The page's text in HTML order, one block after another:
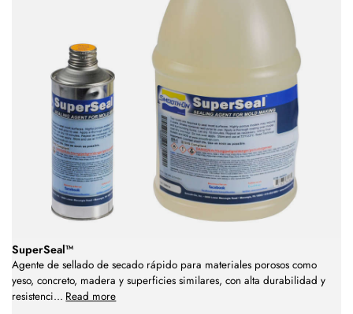
SuperSeal™
Agente de sellado de secado rápido para materiales porosos como
yeso, concreto, madera y superficies similares, con alta durabilidad y
resistenci... Read more